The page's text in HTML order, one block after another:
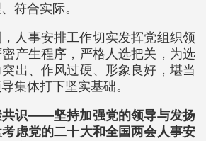
符合实际。
人事安排工作切实发挥党组织领
产生程序，严格人选把关，为选
出、作风过硬、形象良好，堪当
集体打下坚实基础。
共识——坚持加强党的领导与发扬
虑党的二十大和全国两会人事安